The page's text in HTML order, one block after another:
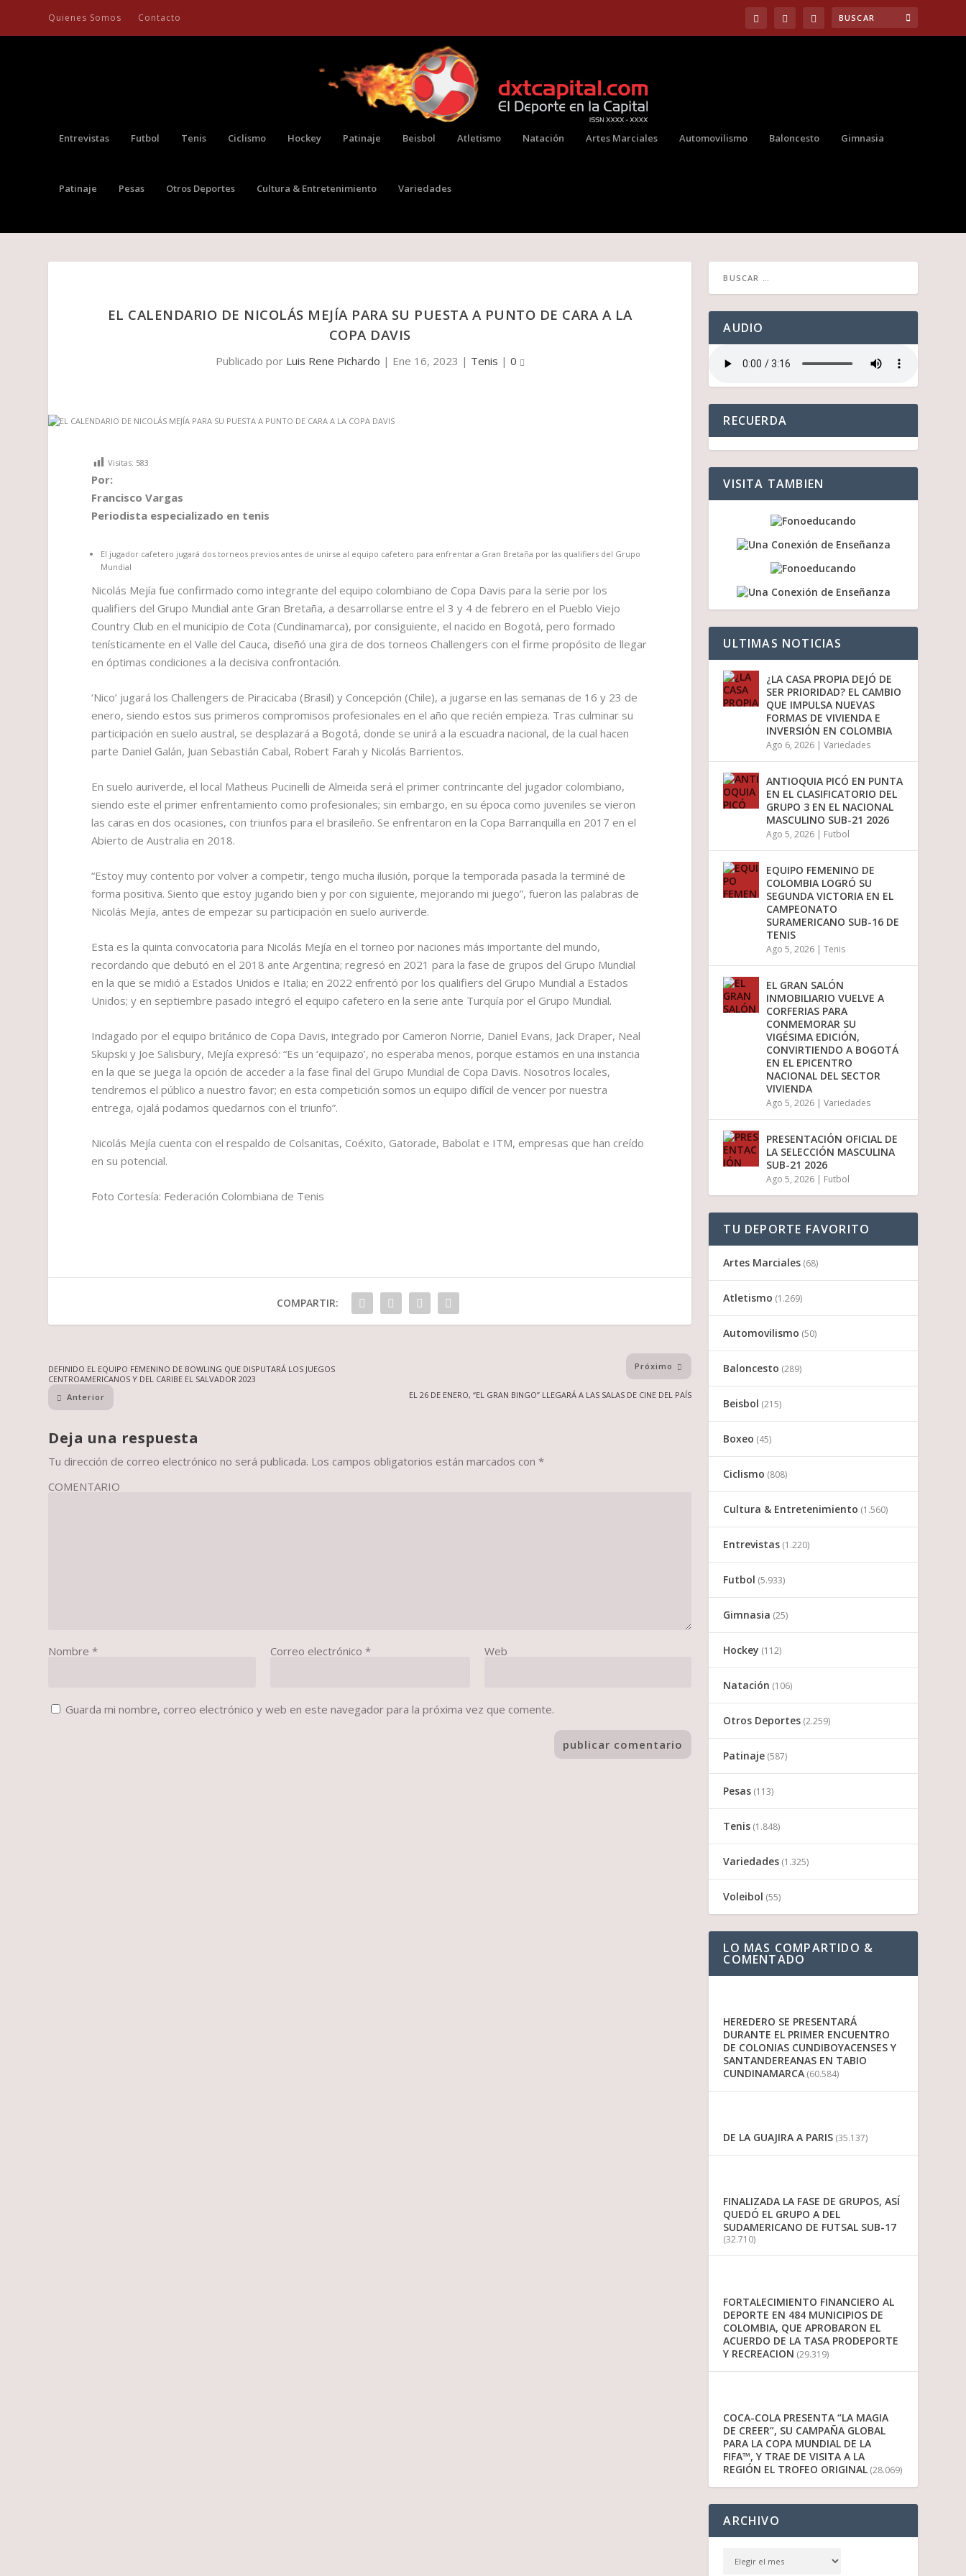
Quienes Somos Contacto
Entrevistas Futbol Tenis Ciclismo Hockey Patinaje Beisbol Atletismo Natación Artes Marciales Automovilismo Baloncesto Gimnasia
Patinaje Pesas Otros Deportes Cultura & Entretenimiento Variedades
EL CALENDARIO DE NICOLÁS MEJÍA PARA SU PUESTA A PUNTO DE CARA A LA
COPA DAVIS
Publicado por Luis Rene Pichardo | Ene 16, 2023 | Tenis | 0
Visitas: 583
Por:
Francisco Vargas
Periodista especializado en tenis
El jugador cafetero jugará dos torneos previos antes de unirse al equipo cafetero para enfrentar a Gran Bretaña por las qualifiers del Grupo
Mundial
Nicolás Mejía fue confirmado como integrante del equipo colombiano de Copa Davis para la serie por los
qualifiers del Grupo Mundial ante Gran Bretaña, a desarrollarse entre el 3 y 4 de febrero en el Pueblo Viejo
Country Club en el municipio de Cota (Cundinamarca), por consiguiente, el nacido en Bogotá, pero formado
tenísticamente en el Valle del Cauca, diseñó una gira de dos torneos Challengers con el firme propósito de llegar
en óptimas condiciones a la decisiva confrontación.
‘Nico’ jugará los Challengers de Piracicaba (Brasil) y Concepción (Chile), a jugarse en las semanas de 16 y 23 de
enero, siendo estos sus primeros compromisos profesionales en el año que recién empieza. Tras culminar su
participación en suelo austral, se desplazará a Bogotá, donde se unirá a la escuadra nacional, de la cual hacen
parte Daniel Galán, Juan Sebastián Cabal, Robert Farah y Nicolás Barrientos.
En suelo auriverde, el local Matheus Pucinelli de Almeida será el primer contrincante del jugador colombiano,
siendo este el primer enfrentamiento como profesionales; sin embargo, en su época como juveniles se vieron
las caras en dos ocasiones, con triunfos para el brasileño. Se enfrentaron en la Copa Barranquilla en 2017 en el
Abierto de Australia en 2018.
“Estoy muy contento por volver a competir, tengo mucha ilusión, porque la temporada pasada la terminé de
forma positiva. Siento que estoy jugando bien y por con siguiente, mejorando mi juego”, fueron las palabras de
Nicolás Mejía, antes de empezar su participación en suelo auriverde.
Esta es la quinta convocatoria para Nicolás Mejía en el torneo por naciones más importante del mundo,
recordando que debutó en el 2018 ante Argentina; regresó en 2021 para la fase de grupos del Grupo Mundial
en la que se midió a Estados Unidos e Italia; en 2022 enfrentó por los qualifiers del Grupo Mundial a Estados
Unidos; y en septiembre pasado integró el equipo cafetero en la serie ante Turquía por el Grupo Mundial.
Indagado por el equipo británico de Copa Davis, integrado por Cameron Norrie, Daniel Evans, Jack Draper, Neal
Skupski y Joe Salisbury, Mejía expresó: “Es un ‘equipazo’, no esperaba menos, porque estamos en una instancia
en la que se juega la opción de acceder a la fase final del Grupo Mundial de Copa Davis. Nosotros locales,
tendremos el público a nuestro favor; en esta competición somos un equipo difícil de vencer por nuestra
entrega, ojalá podamos quedarnos con el triunfo”.
Nicolás Mejía cuenta con el respaldo de Colsanitas, Coéxito, Gatorade, Babolat e ITM, empresas que han creído
en su potencial.
Foto Cortesía: Federación Colombiana de Tenis
COMPARTIR:
DEFINIDO EL EQUIPO FEMENINO DE BOWLING QUE DISPUTARÁ LOS JUEGOS
CENTROAMERICANOS Y DEL CARIBE EL SALVADOR 2023
Anterior
Próximo
EL 26 DE ENERO, “EL GRAN BINGO” LLEGARÁ A LAS SALAS DE CINE DEL PAÍS
Deja una respuesta
Tu dirección de correo electrónico no será publicada. Los campos obligatorios están marcados con*
COMENTARIO
Nombre* Correo electrónico * Web
Guarda mi nombre, correo electrónico y web en este navegador para la próxima vez que comente.
AUDIO
RECUERDA
VISITA TAMBIEN
ULTIMAS NOTICIAS
¿LA CASA PROPIA DEJÓ DE
SER PRIORIDAD? EL CAMBIO
QUE IMPULSA NUEVAS
FORMAS DE VIVIENDA E
INVERSIÓN EN COLOMBIA
Ago 6, 2026 |Variedades
ANTIOQUIA PICÓ EN PUNTA
EN EL CLASIFICATORIO DEL
GRUPO 3 EN EL NACIONAL
MASCULINO SUB-21 2026
Ago 5, 2026 | Futbol
EQUIPO FEMENINO DE
COLOMBIA LOGRÓ SU
SEGUNDA VICTORIA EN EL
CAMPEONATO
SURAMERICANO SUB-16 DE
TENIS
Ago 5, 2026 |Tenis
EL GRAN SALÓN
INMOBILIARIO VUELVE A
CORFERIAS PARA
CONMEMORAR SU
VIGÉSIMA EDICIÓN,
CONVIRTIENDO A BOGOTÁ
EN EL EPICENTRO
NACIONAL DEL SECTOR
VIVIENDA
Ago 5, 2026 |Variedades
PRESENTACIÓN OFICIAL DE
LA SELECCIÓN MASCULINA
SUB-21 2026
Ago 5, 2026 | Futbol
TU DEPORTE FAVORITO
Artes Marciales (68)
Atletismo (1.269)
Automovilismo (50)
Baloncesto (289)
Beisbol (215)
Boxeo (45)
Ciclismo (808)
Cultura & Entretenimiento (1.560)
Entrevistas (1.220)
Futbol (5.933)
Gimnasia (25)
Hockey (112)
Natación (106)
Otros Deportes (2.259)
Patinaje (587)
Pesas (113)
Tenis (1.848)
Variedades (1.325)
Voleibol (55)
LO MAS COMPARTIDO &
COMENTADO
HEREDERO SE PRESENTARÁ
DURANTE EL PRIMER ENCUENTRO
DE COLONIAS CUNDIBOYACENSES Y
SANTANDEREANAS EN TABIO
CUNDINAMARCA (60.584)
DE LA GUAJIRA A PARIS (35.137)
FINALIZADA LA FASE DE GRUPOS, ASÍ
QUEDÓ EL GRUPO A DEL
SUDAMERICANO DE FUTSAL SUB-17
(32.710)
FORTALECIMIENTO FINANCIERO AL
DEPORTE EN 484 MUNICIPIOS DE
COLOMBIA, QUE APROBARON EL
ACUERDO DE LA TASA PRODEPORTE
Y RECREACION (29.319)
COCA-COLA PRESENTA “LA MAGIA
DE CREER”, SU CAMPAÑA GLOBAL
PARA LA COPA MUNDIAL DE LA
FIFA™, Y TRAE DE VISITA A LA
REGIÓN EL TROFEO ORIGINAL (28.069)
ARCHIVO